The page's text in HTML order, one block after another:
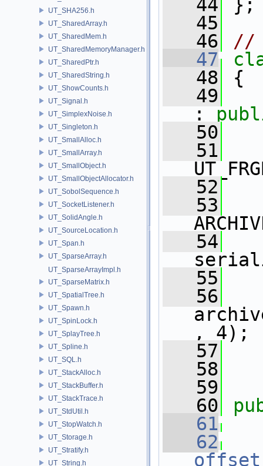
UT_SHA256.h
UT_SharedArray.h
UT_SharedMem.h
UT_SharedMemoryManager.h
UT_SharedPtr.h
UT_SharedString.h
UT_ShowCounts.h
UT_Signal.h
UT_SimplexNoise.h
UT_Singleton.h
UT_SmallAlloc.h
UT_SmallArray.h
UT_SmallObject.h
UT_SmallObjectAllocator.h
UT_SobolSequence.h
UT_SocketListener.h
UT_SolidAngle.h
UT_SourceLocation.h
UT_Span.h
UT_SparseArray.h
UT_SparseArrayImpl.h
UT_SparseMatrix.h
UT_SpatialTree.h
UT_Spawn.h
UT_SpinLock.h
UT_SplayTree.h
UT_Spline.h
UT_SQL.h
UT_StackAlloc.h
UT_StackBuffer.h
UT_StackTrace.h
UT_StdUtil.h
UT_StopWatch.h
UT_Storage.h
UT_Stratify.h
UT_String.h
   44
};
   45
   46
//
   47
   48
{
   49
:
   50
   51
   52
   53
   54
   55
   56
, 4);
   57
   58
   59
   60
   61
   62
offset